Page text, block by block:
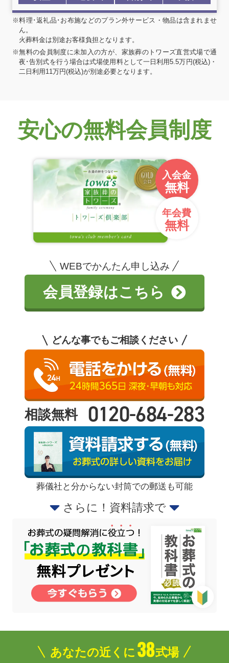
※料理･返礼品･お布施などのプラン外サービス・物品は含まれませ
ん。
火葬料金は別途お客様負担となります。
※無料の会員制度に未加入の方が、家族葬のトワーズ直営式場で通
夜･告別式を行う場合は式場使用料として一日利用5.5万円(税込)・
二日利用11万円(税込)が別途必要となります。
安心の無料会員制度
入会金
無料
年会費
無料
WEBでかんたん申し込み
会員登録はこちら
どんな事でもご相談ください
相談無料 0120-684-283
葬儀社と分からない封筒での郵送も可能
さらに！資料請求で
あなたの近くに 38式場